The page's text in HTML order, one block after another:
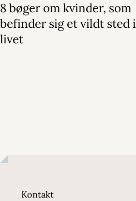
8 bøger om kvinder, som
befinder sig et vildt sted i
livet
Kontakt